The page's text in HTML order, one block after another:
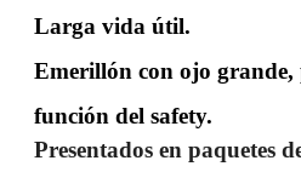
Larga vida útil.
Emerillón con ojo
función del safety.
Presentados en paquetes